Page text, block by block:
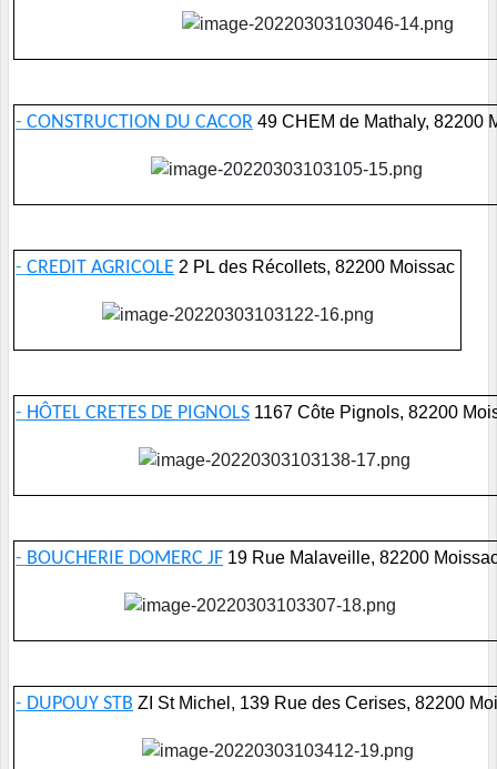
- CONSTRUCTION DU CACOR 49 CHEM de Mathaly, 82200
- CREDIT AGRICOLE 2 PL des Récollets, 82200 Moissac
- HÔTEL CRETES DE PIGNOLS 1167 Côte Pignols, 82200
- BOUCHERIE DOMERC JF 19 Rue Malaveille, 82200
- DUPOUY STB ZI St Michel, 139 Rue des Cerises, 82200